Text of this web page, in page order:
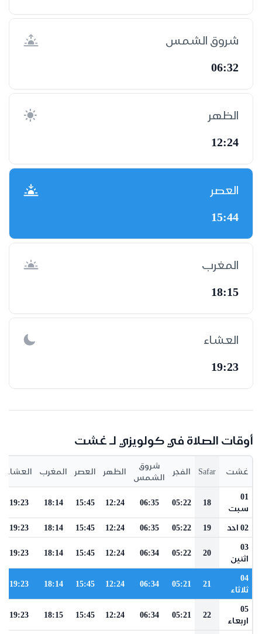
شروق الشمس
06:32
الظهر
12:24
العصر
15:44
المغرب
18:15
العشاء
19:23
أوقات الصلاة في كولويزي لـ غشت
غشت Safar الفجر
شروق
الشمس
الظهر العصر المغرب العشاء
01
سبت
18
05:22
06:35
12:24
15:45
18:14
19:23
02 احد 19
05:22
06:35
12:24
15:45
18:14
19:23
03
اثنين
20
05:22
06:34
12:24
15:45
18:14
19:23
04
ثلاثاء
21
05:21
06:34
12:24
15:45
18:14
19:23
05
اربعاء
22
05:21
06:34
12:24
15:45
18:15
19:23